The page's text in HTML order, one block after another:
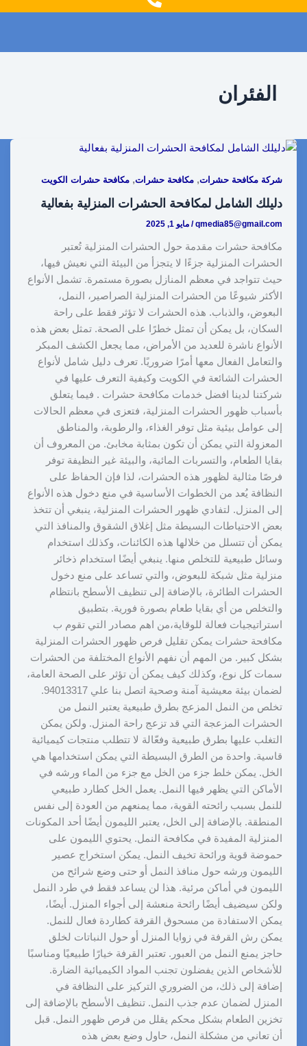
o
r
الفئران
شركة مكافحة حشرات,مكافحة حشرات,مكافحة حشرات الكويت
دليلك الشامل لمكافحة الحشرات المنزلية بفعالية
qmedia85@gmail.com
/مايو 1, 2025
مكافحة حشرات مقدمة حول الحشرات المنزلية تُعتبر
الحشرات المنزلية جزءًا لا يتجزأ من البيئة التي نعيش فيها،
حيث تتواجد في معظم المنازل بصورة مستمرة. تشمل الأنواع
الأكثر شيوعًا من الحشرات المنزلية الصراصير، النمل،
البعوض، والذباب. هذه الحشرات لا تؤثر فقط على راحة
السكان، بل يمكن أن تمثل خطرًا على الصحة. تمثل بعض هذه
الأنواع ناشرة للعديد من الأمراض، مما يجعل الكشف المبكر
والتعامل الفعال معها أمرًا ضروريًا. تعرف دليل شامل لأنواع
الحشرات الشائعة في الكويت وكيفية التعرف عليها في
شركتنا لدينا افضل خدمات مكافحة حشرات . فيما يتعلق
بأسباب ظهور الحشرات المنزلية، فتعزى في معظم الحالات
إلى عوامل بيئية مثل توفر الغذاء، والرطوبة، والمناطق
المعزولة التي يمكن أن تكون بمثابة مخابئ. من المعروف أن
بقايا الطعام، والتسربات المائية، والبيئة غير النظيفة توفر
فرصًا مثالية لظهور هذه الحشرات، لذا فإن الحفاظ على
النظافة يُعد من الخطوات الأساسية في منع دخول هذه الأنواع
إلى المنزل. لتفادي ظهور الحشرات المنزلية، ينبغي أن تتخذ
بعض الاحتياطات البسيطة مثل إغلاق الشقوق والمنافذ التي
يمكن أن تتسلل من خلالها هذه الكائنات، وكذلك استخدام
وسائل طبيعية للتخلص منها. ينبغي أيضًا استخدام ذخائر
منزلية مثل شبكة للبعوض، والتي تساعد على منع دخول
الحشرات الطائرة، بالإضافة إلى تنظيف الأسطح بانتظام
والتخلص من أي بقايا طعام بصورة فورية. بتطبيق
استراتيجيات فعالة للوقاية،من اهم مصادر التي تقوم ب
مكافحة حشرات يمكن تقليل فرص ظهور الحشرات المنزلية
بشكل كبير. من المهم أن نفهم الأنواع المختلفة من الحشرات
سمات كل نوع، وكذلك كيف يمكن أن تؤثر على الصحة العامة،
لضمان بيئة معيشية آمنة وصحية اتصل بنا علي 94013317.
تخلص من النمل المزعج بطرق طبيعية يعتبر النمل من
الحشرات المزعجة التي قد تزعج راحة المنزل. ولكن يمكن
التغلب عليها بطرق طبيعية وفعّالة لا تتطلب منتجات كيميائية
قاسية. واحدة من الطرق البسيطة التي يمكن استخدامها هي
الخل. يمكن خلط جزء من الخل مع جزء من الماء ورشه في
الأماكن التي يظهر فيها النمل. يعمل الخل كطارد طبيعي
للنمل بسبب رائحته القوية، مما يمنعهم من العودة إلى نفس
المنطقة. بالإضافة إلى الخل، يعتبر الليمون أيضًا أحد المكونات
المنزلية المفيدة في مكافحة النمل. يحتوي الليمون على
حموضة قوية ورائحة تخيف النمل. يمكن استخراج عصير
الليمون ورشه حول منافذ النمل أو حتى وضع شرائح من
الليمون في أماكن مرئية. هذا لن يساعد فقط في طرد النمل
ولكن سيضيف أيضًا رائحة منعشة إلى أجواء المنزل. أيضًا،
يمكن الاستفادة من مسحوق القرفة كطاردة فعال للنمل.
يمكن رش القرفة في زوايا المنزل أو حول النباتات لخلق
حاجز يمنع النمل من العبور. تعتبر القرفة خيارًا طبيعيًا ومناسبًا
للأشخاص الذين يفضلون تجنب المواد الكيميائية الضارة.
إضافة إلى ذلك، من الضروري التركيز على النظافة في
المنزل لضمان عدم جذب النمل. تنظيف الأسطح بالإضافة إلى
تخزين الطعام بشكل محكم يقلل من فرص ظهور النمل. قبل
أن تعاني من مشكلة النمل، حاول وضع بعض هذه